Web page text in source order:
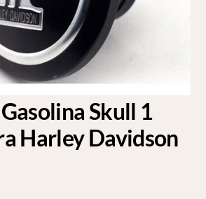
Skull 1
Harley Davidson